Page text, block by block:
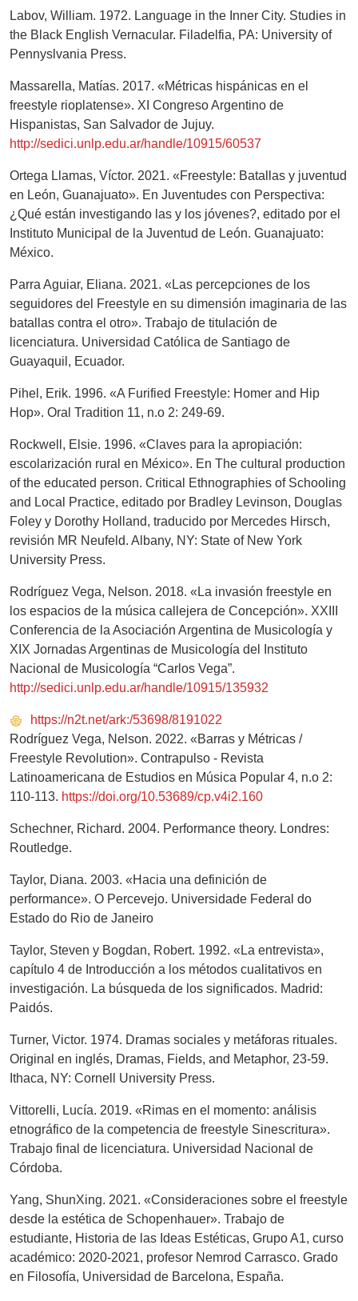
Labov, William. 1972. Language in the Inner City. Studies in
the Black English Vernacular. Filadelfia, PA: University of
Pennyslvania Press.
Massarella, Matías. 2017. «Métricas hispánicas en el
freestyle rioplatense». XI Congreso Argentino de
Hispanistas, San Salvador de Jujuy.
http://sedici.unlp.edu.ar/handle/10915/60537
Ortega Llamas, Víctor. 2021. «Freestyle: Batallas y juventud
en León, Guanajuato». En Juventudes con Perspectiva:
¿Qué están investigando las y los jóvenes?, editado por el
Instituto Municipal de la Juventud de León. Guanajuato:
México.
Parra Aguiar, Eliana. 2021. «Las percepciones de los
seguidores del Freestyle en su dimensión imaginaria de las
batallas contra el otro». Trabajo de titulación de
licenciatura. Universidad Católica de Santiago de
Guayaquil, Ecuador.
Pihel, Erik. 1996. «A Furified Freestyle: Homer and Hip
Hop». Oral Tradition 11, n.o 2: 249-69.
Rockwell, Elsie. 1996. «Claves para la apropiación:
escolarización rural en México». En The cultural production
of the educated person. Critical Ethnographies of Schooling
and Local Practice, editado por Bradley Levinson, Douglas
Foley y Dorothy Holland, traducido por Mercedes Hirsch,
revisión MR Neufeld. Albany, NY: State of New York
University Press.
Rodríguez Vega, Nelson. 2018. «La invasión freestyle en
los espacios de la música callejera de Concepción». XXIII
Conferencia de la Asociación Argentina de Musicología y
XIX Jornadas Argentinas de Musicología del Instituto
Nacional de Musicología “Carlos Vega”.
http://sedici.unlp.edu.ar/handle/10915/135932
https://n2t.net/ark:/53698/8191022
Rodríguez Vega, Nelson. 2022. «Barras y Métricas /
Freestyle Revolution». Contrapulso - Revista
Latinoamericana de Estudios en Música Popular 4, n.o 2:
110-113. https://doi.org/10.53689/cp.v4i2.160
Schechner, Richard. 2004. Performance theory. Londres:
Routledge.
Taylor, Diana. 2003. «Hacia una definición de
performance». O Percevejo. Universidade Federal do
Estado do Rio de Janeiro
Taylor, Steven y Bogdan, Robert. 1992. «La entrevista»,
capítulo 4 de Introducción a los métodos cualitativos en
investigación. La búsqueda de los significados. Madrid:
Paidós.
Turner, Victor. 1974. Dramas sociales y metáforas rituales.
Original en inglés, Dramas, Fields, and Metaphor, 23-59.
Ithaca, NY: Cornell University Press.
Vittorelli, Lucía. 2019. «Rimas en el momento: análisis
etnográfico de la competencia de freestyle Sinescritura».
Trabajo final de licenciatura. Universidad Nacional de
Córdoba.
Yang, ShunXing. 2021. «Consideraciones sobre el freestyle
desde la estética de Schopenhauer». Trabajo de
estudiante, Historia de las Ideas Estéticas, Grupo A1, curso
académico: 2020-2021, profesor Nemrod Carrasco. Grado
en Filosofía, Universidad de Barcelona, España.